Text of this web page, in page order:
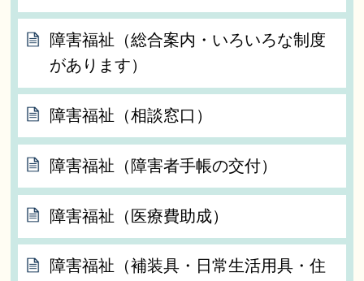
障害福祉（総合案内・いろいろな制度
があります）
障害福祉（相談窓口）
障害福祉（障害者手帳の交付）
障害福祉（医療費助成）
障害福祉（補装具・日常生活用具・住